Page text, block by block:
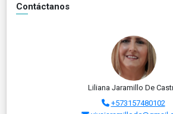
Contáctanos
Liliana Jaramillo De
+573157480102